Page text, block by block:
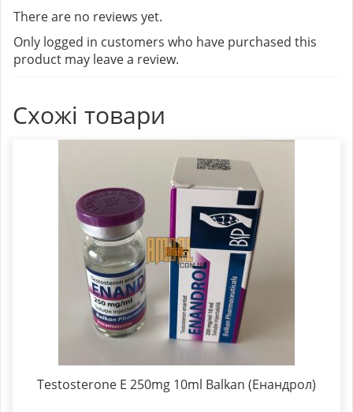
There are no reviews yet.
Only logged in customers who have purchased this
product may leave a review.
Схожі товари
Testosterone E 250mg 10ml Balkan (Енандрол)